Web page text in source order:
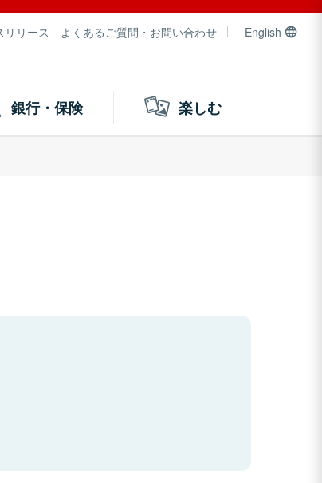
リリース よくあるご質問・お問い合わせ English
銀行・保険 楽しむ